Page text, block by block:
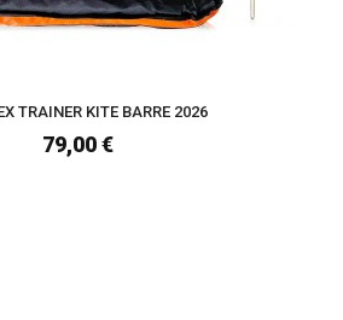
TRAINER KITE BARRE 2026
79,00 €